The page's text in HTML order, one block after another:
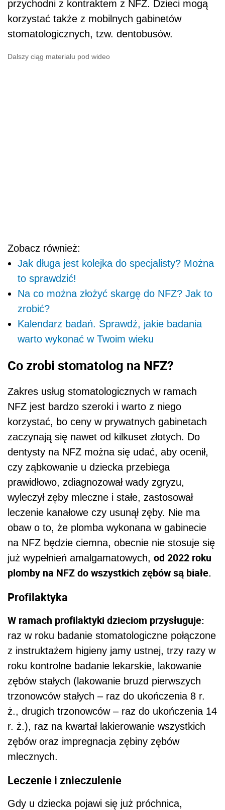
przychodni z kontraktem z NFZ. Dzieci mogą
korzystać także z mobilnych gabinetów
stomatologicznych, tzw. dentobusów.
Dalszy ciąg materiału pod wideo
Zobacz również:
Jak długa jest kolejka do specjalisty? Można
to sprawdzić!
Na co można złożyć skargę do NFZ? Jak to
zrobić?
Kalendarz badań. Sprawdź, jakie badania
warto wykonać w Twoim wieku
Co zrobi stomatolog na NFZ?
Zakres usług stomatologicznych w ramach
NFZ jest bardzo szeroki i warto z niego
korzystać, bo ceny w prywatnych gabinetach
zaczynają się nawet od kilkuset złotych. Do
dentysty na NFZ można się udać, aby ocenił,
czy ząbkowanie u dziecka przebiega
prawidłowo, zdiagnozował wady zgryzu,
wyleczył zęby mleczne i stałe, zastosował
leczenie kanałowe czy usunął zęby. Nie ma
obaw o to, że plomba wykonana w gabinecie
na NFZ będzie ciemna, obecnie nie stosuje się
już wypełnień amalgamatowych, od 2022 roku
plomby na NFZ do wszystkich zębów są białe.
Profilaktyka
W ramach profilaktyki dzieciom przysługuje:
raz w roku badanie stomatologiczne połączone
z instruktażem higieny jamy ustnej, trzy razy w
roku kontrolne badanie lekarskie, lakowanie
zębów stałych (lakowanie bruzd pierwszych
trzonowców stałych – raz do ukończenia 8 r.
ż., drugich trzonowców – raz do ukończenia 14
r. ż.), raz na kwartał lakierowanie wszystkich
zębów oraz impregnacja zębiny zębów
mlecznych.
Leczenie i znieczulenie
Gdy u dziecka pojawi się już próchnica,